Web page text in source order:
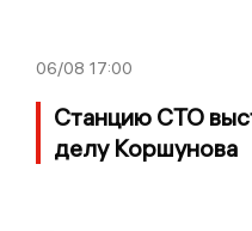
06/08 17:00
Станцию СТО
делу Коршунова